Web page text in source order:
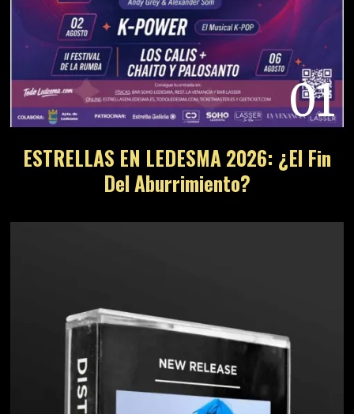
01
ESTRELLAS EN LEDESMA 2026: ¿El Fin
Del Aburrimiento?